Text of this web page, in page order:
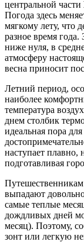
центральной части
Погода здесь
мягкому лету, что
разное время
ниже нуля, в
атмосферу
весна приносит
Летний период,
наиболее
температура
днем столбик
идеальная пора
наступает плавно,
подготавливая
Путешественникам
выпадают
самые теплые
дождливых дней
месяц). Поэтому,
зонт или легкую